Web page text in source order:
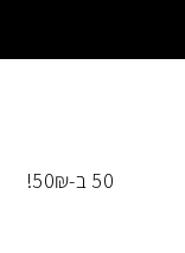
50 ב-50₪!